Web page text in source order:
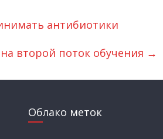
антибиотики
второй поток обучения →
Облако меток